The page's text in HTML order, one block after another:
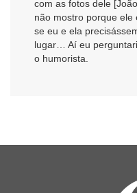
com as fotos dele
não mostro porque ele
se eu e ela
lugar… Aí eu
o humorista.